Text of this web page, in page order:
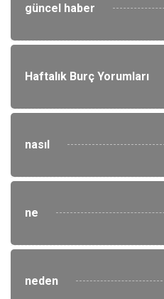
güncel haber
Haftalık Burç Yorumları
nasıl
ne
neden